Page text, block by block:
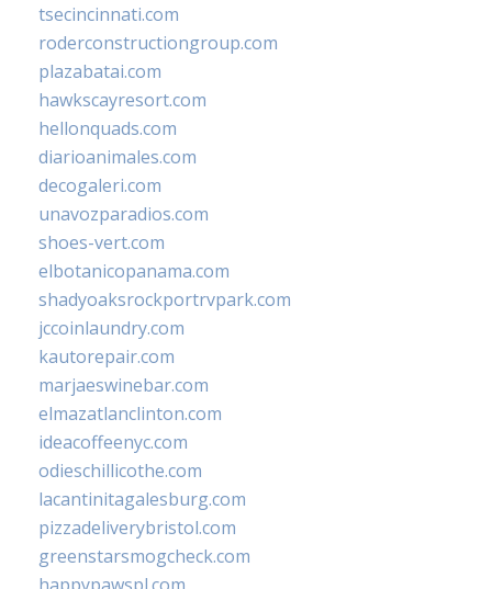
tsecincinnati.com
roderconstructiongroup.com
plazabatai.com
hawkscayresort.com
hellonquads.com
diarioanimales.com
decogaleri.com
unavozparadios.com
shoes-vert.com
elbotanicopanama.com
shadyoaksrockportrvpark.com
jccoinlaundry.com
kautorepair.com
marjaeswinebar.com
elmazatlanclinton.com
ideacoffeenyc.com
odieschillicothe.com
lacantinitagalesburg.com
pizzadeliverybristol.com
greenstarsmogcheck.com